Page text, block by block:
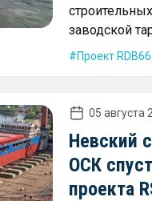
заводской
Проект
05 августа
Невский
ОСК
проекта